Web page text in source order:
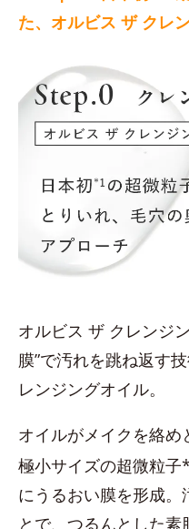
た、オルビス ザ クレ
オルビス ザ クレンジ
膜”で汚れを跳ね返す
レンジングオイル。
オイルがメイクを絡
極小サイズの超微粒子*
にうるおい膜を形成。
とで、つるんとした素